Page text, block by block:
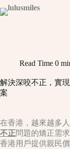
Skip
to
Read Time 0
解決深咬不正，實
案
在香港，越來越多
不正問題的矯正需
香港用戶提供親民